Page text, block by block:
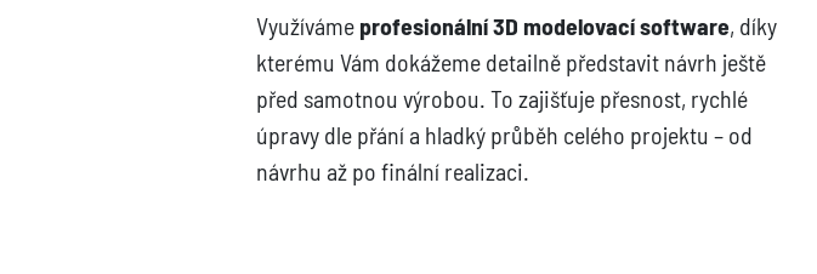
Využíváme profesionální 3D modelovací software, díky
kterému Vám dokážeme detailně představit návrh ještě
před samotnou výrobou. To zajišťuje přesnost, rychlé
úpravy dle přání a hladký průběh celého projektu – od
návrhu až po finální realizaci.